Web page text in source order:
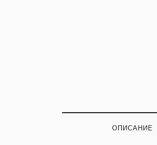
ОПИСАНИЕ